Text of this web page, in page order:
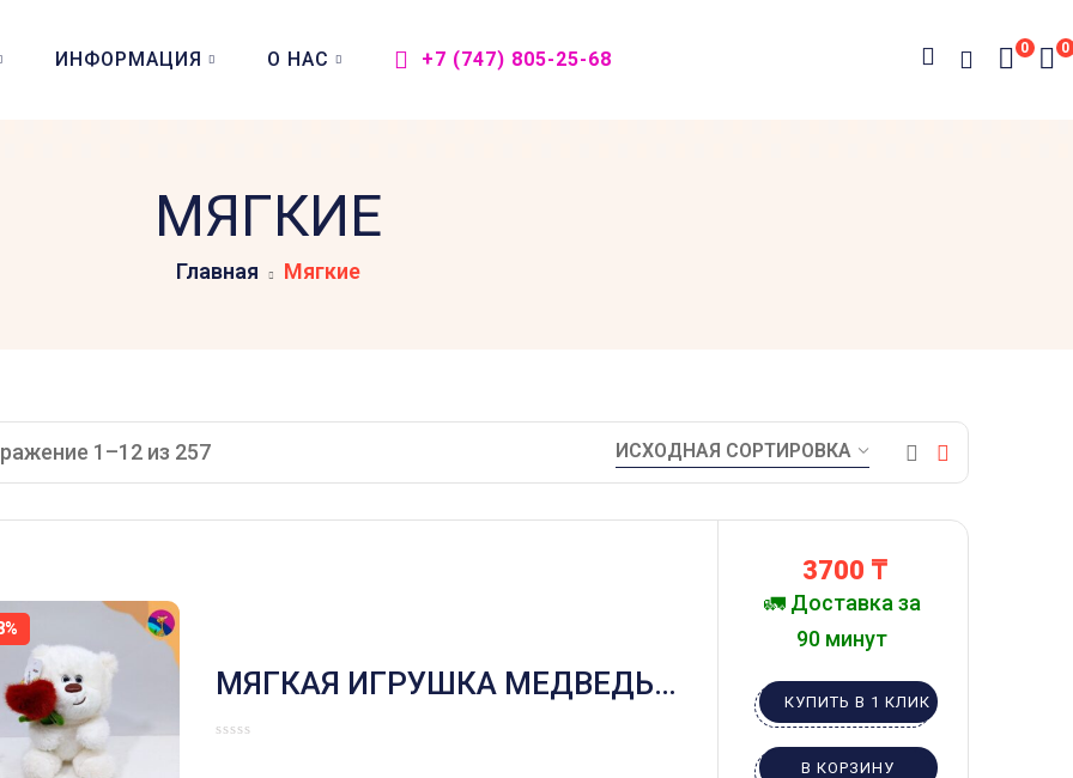
ИНФОРМАЦИЯ О НАС +7 (747) 805-25-68
0
0
МЯГКИЕ
Главная Мягкие
1–12 из 257
МЯГКАЯ ИГРУШКА МЕДВЕДЬ С
СЕРДЕЧКОМ БЕЛЫЙ
3700 ₸
🚛 Доставка за
90 минут
КУПИТЬ В 1 КЛИК
В КОРЗИНУ